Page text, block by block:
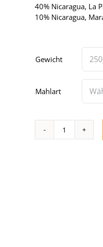
40% Nicaragua, La
10% Nicaragua,
Gewicht
Mahlart
Ex